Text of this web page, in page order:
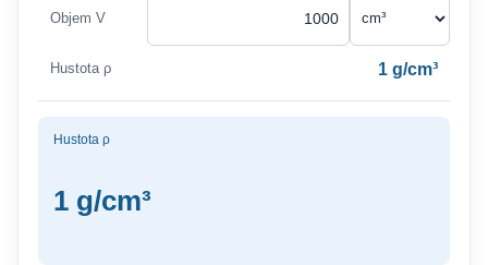
Objem V
Hustota ρ 1 g/cm³
Hustota ρ
1 g/cm³